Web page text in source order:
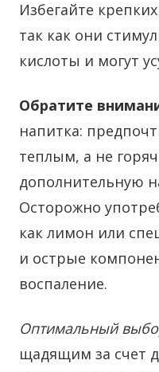
Избегайте
так как они
кислоты и могут
Обратите
напитка:
теплым, а не
дополнительную
Осторожно
как лимон или
и острые
воспаление.
Оптимальный
щадящим за счет